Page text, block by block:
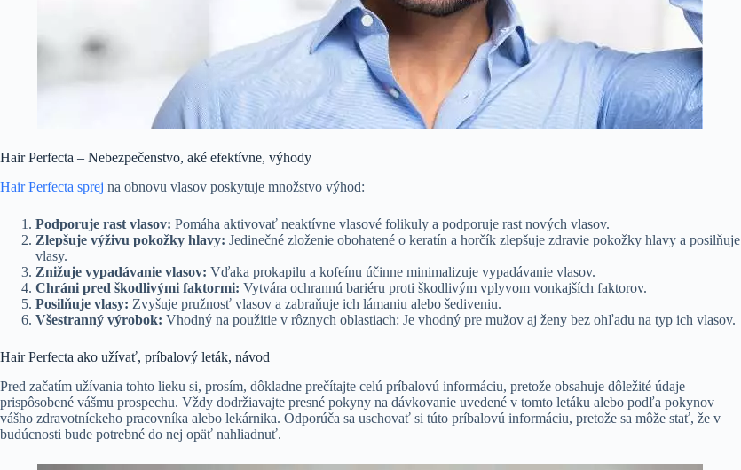
Hair Perfecta – Nebezpečenstvo, aké efektívne, výhody
Hair Perfecta sprej na obnovu vlasov poskytuje množstvo výhod:
Podporuje rast vlasov: Pomáha aktivovať neaktívne vlasové folikuly a podporuje rast nových vlasov.
Zlepšuje výživu pokožky hlavy: Jedinečné zloženie obohatené o keratín a horčík zlepšuje zdravie pokožky hlavy a posilňuje
vlasy.
Znižuje vypadávanie vlasov: Vďaka prokapilu a kofeínu účinne minimalizuje vypadávanie vlasov.
Chráni pred škodlivými faktormi: Vytvára ochrannú bariéru proti škodlivým vplyvom vonkajších faktorov.
Posilňuje vlasy: Zvyšuje pružnosť vlasov a zabraňuje ich lámaniu alebo šediveniu.
Všestranný výrobok: Vhodný na použitie v rôznych oblastiach: Je vhodný pre mužov aj ženy bez ohľadu na typ ich vlasov.
Hair Perfecta ako užívať, príbalový leták, návod
Pred začatím užívania tohto lieku si, prosím, dôkladne prečítajte celú príbalovú informáciu, pretože obsahuje dôležité údaje
prispôsobené vášmu prospechu. Vždy dodržiavajte presné pokyny na dávkovanie uvedené v tomto letáku alebo podľa pokynov
vášho zdravotníckeho pracovníka alebo lekárnika. Odporúča sa uschovať si túto príbalovú informáciu, pretože sa môže stať, že v
budúcnosti bude potrebné do nej opäť nahliadnuť.